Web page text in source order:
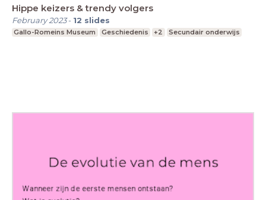
Hippe keizers & trendy volgers
February 2023- 12 slides
Gallo-Romeins Museum Geschiedenis +2 Secundair onderwijs